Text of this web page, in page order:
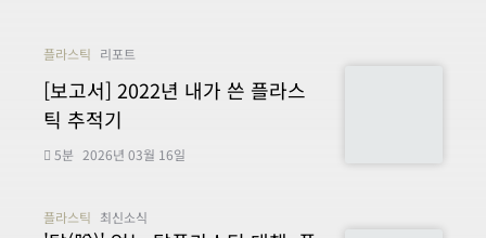
플라스틱 리포트
[보고서] 2022년 내가 쓴 플라스
틱 추적기
5분 2026년 03월 16일
플라스틱 최신소식